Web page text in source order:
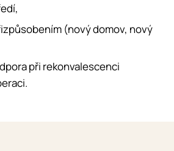
(nový domov, nový
při rekonvalescenci